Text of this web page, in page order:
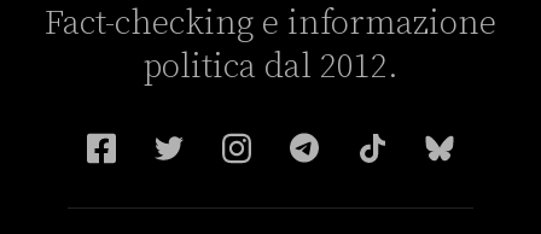
Fact-checking e informazione
politica dal 2012.